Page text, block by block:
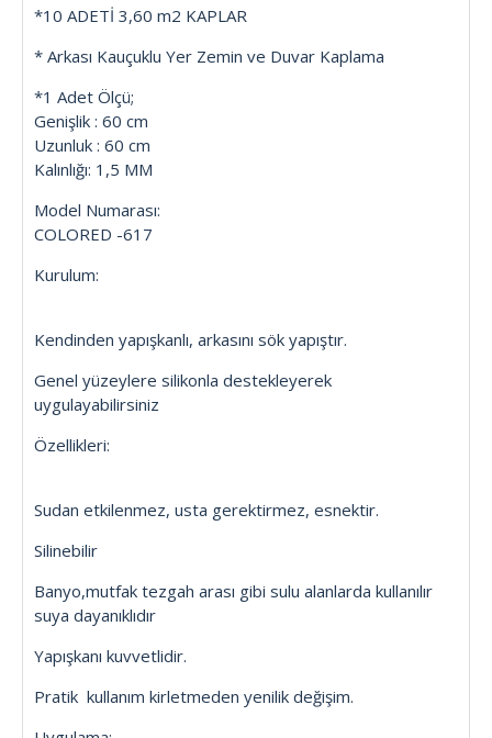
*10 ADETİ 3,60 m2 KAPLAR
* Arkası Kauçuklu Yer Zemin ve Duvar Kaplama
*1 Adet Ölçü;
Genişlik : 60 cm
Uzunluk : 60 cm
Kalınlığı: 1,5 MM
Model Numarası:
COLORED -617
Kurulum:
Kendinden yapışkanlı, arkasını sök yapıştır.
Genel yüzeylere silikonla destekleyerek
uygulayabilirsiniz
Özellikleri:
Sudan etkilenmez, usta gerektirmez, esnektir.
Silinebilir
Banyo,mutfak tezgah arası gibi sulu alanlarda kullanılır
suya dayanıklıdır
Yapışkanı kuvvetlidir.
Pratik kullanım kirletmeden yenilik değişim.